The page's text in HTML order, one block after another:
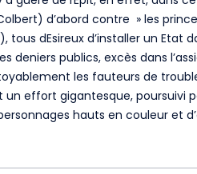
d’abord contre » les
dEsireux d’installer un Etat
publics, excès dans
les fauteurs de
effort gigantesque, poursuivi
hauts en couleur et